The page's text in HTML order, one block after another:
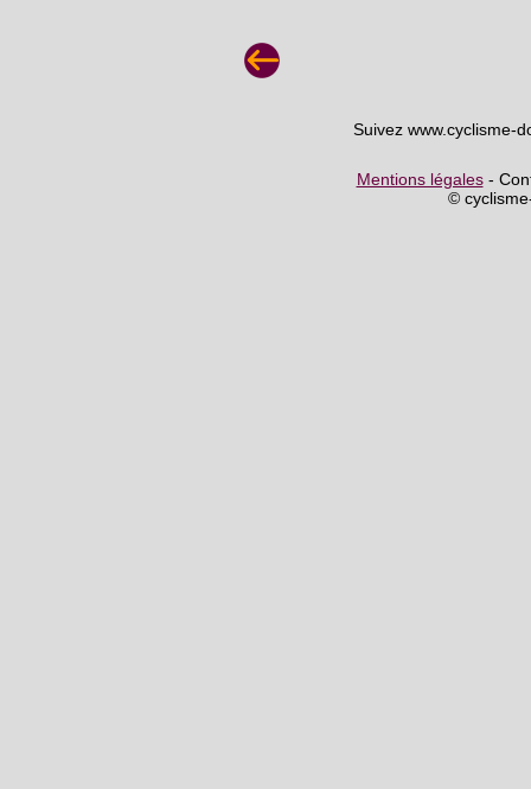
Suivez www.cyclisme-
Mentions légales-
©